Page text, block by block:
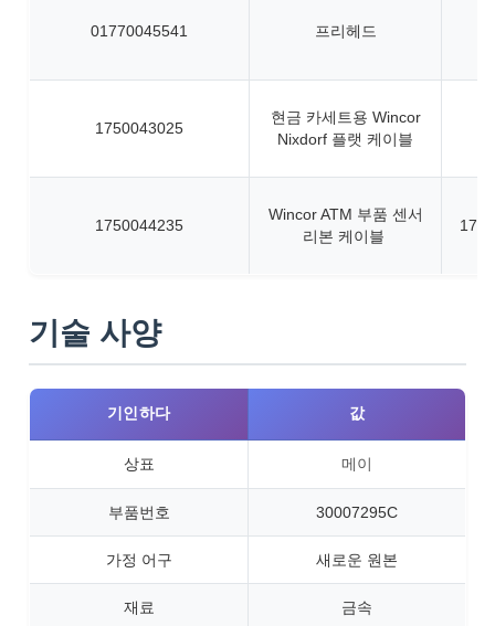
01770045541 프리헤드
1750043025
현금 카세트용 Wincor
Nixdorf 플랫 케이블
1750044235
Wincor ATM 부품 센서
리본 케이블
기술 사양
기인하다 값
상표 메이
부품번호 30007295C
가정 어구 새로운 원본
재료 금속